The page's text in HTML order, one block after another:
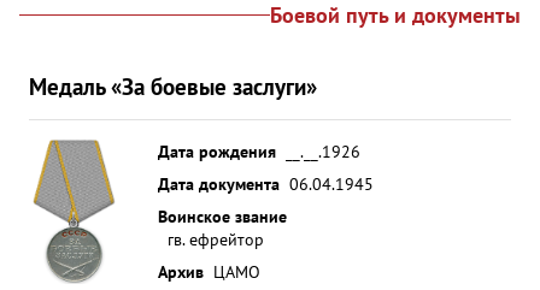
Боевой путь и документы
Медаль «За боевые заслуги»
Дата рождения
__.__.1926
Дата документа 06.04.1945
Воинское звание
гв. ефрейтор
Архив ЦАМО